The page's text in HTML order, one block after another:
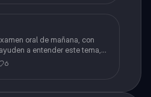
oral de mañana, con
a entender este tema,
un poco ya que el tema es
poder lograr entenderlo
6